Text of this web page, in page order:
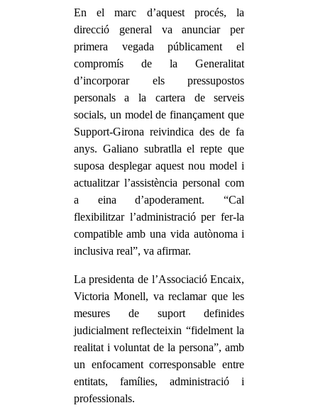
En el marc d’aquest procés, la
direcció general va anunciar per
primera vegada públicament el
compromís de la Generalitat
d’incorporar els pressupostos
personals a la cartera de serveis
socials, un model de finançament que
Support-Girona reivindica des de fa
anys. Galiano subratlla el repte que
suposa desplegar aquest nou model i
actualitzar l’assistència personal com
a eina d’apoderament. “Cal
flexibilitzar l’administració per fer-la
compatible amb una vida autònoma i
inclusiva real”, va afirmar.
La presidenta de l’Associació Encaix,
Victoria Monell, va reclamar que les
mesures de suport definides
judicialment reflecteixin “fidelment la
realitat i voluntat de la persona”, amb
un enfocament corresponsable entre
entitats, famílies, administració i
professionals.